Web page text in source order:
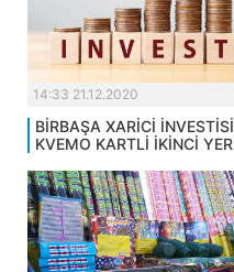
14:33 21.12.2020
BİRBAŞA XARİCİ
KVEMO KARTLİ İKİNCİ